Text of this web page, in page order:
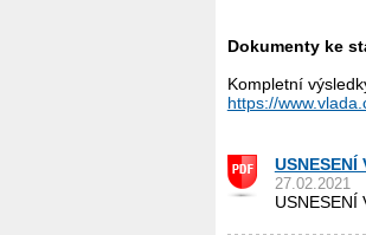
Dokumenty ke
Kompletní
https://
27.02.2021